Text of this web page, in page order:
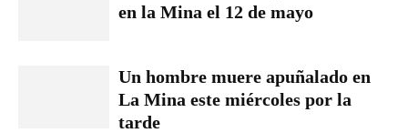
en la Mina el 12 de mayo
Un hombre muere apuñalado en
La Mina este miércoles por la
tarde